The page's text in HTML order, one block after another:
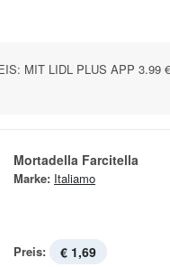
MIT LIDL PLUS APP 3.99
Mortadella Farcitella
Marke: Italiamo
Preis: € 1,69